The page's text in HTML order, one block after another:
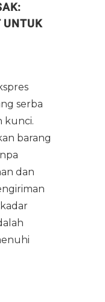
UNTUK
serba
kunci.
barang
dan